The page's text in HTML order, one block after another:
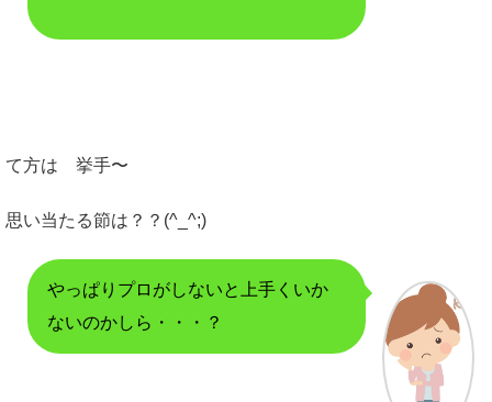
て方は 挙手〜
思い当たる節は？？(^_^;)
やっぱりプロがしないと上手くいか
ないのかしら・・・？